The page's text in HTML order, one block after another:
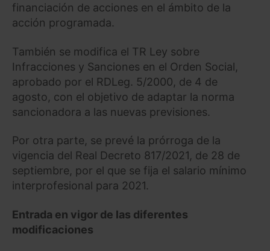
financiación de acciones en el ámbito de la
acción programada.
También se modifica el TR Ley sobre
Infracciones y Sanciones en el Orden Social,
aprobado por el RDLeg. 5/2000, de 4 de
agosto, con el objetivo de adaptar la norma
sancionadora a las nuevas previsiones.
Por otra parte, se prevé la prórroga de la
vigencia del Real Decreto 817/2021, de 28 de
septiembre, por el que se fija el salario mínimo
interprofesional para 2021.
Entrada en vigor de las diferentes
modificaciones